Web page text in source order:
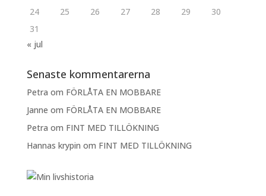
24
25 26 27 28 29
30
31
« jul
Senaste kommentarerna
Petra om FÖRLÅTA EN MOBBARE
Janne om FÖRLÅTA EN MOBBARE
Petra om FINT MED TILLÖKNING
Hannas krypin om FINT MED TILLÖKNING